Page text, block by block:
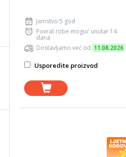
Jamstvo:5 god
Povrat robe moguć unutar 14
dana
Dostavljamo već od 11.08.2026
Usporedite proizvod